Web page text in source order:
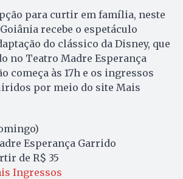
para curtir em família, neste
recebe o espetáculo
do clássico da Disney, que
no Teatro Madre Esperança
começa às 17h e os ingressos
por meio do site Mais
Esperança Garrido
de R$ 35
Ingressos